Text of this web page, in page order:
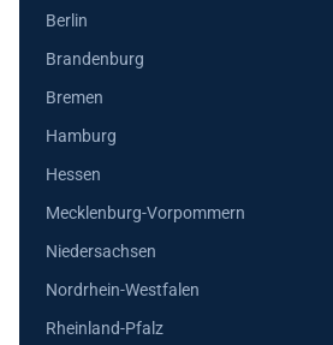
Berlin
Brandenburg
Bremen
Hamburg
Hessen
Mecklenburg-Vorpommern
Niedersachsen
Nordrhein-Westfalen
Rheinland-Pfalz